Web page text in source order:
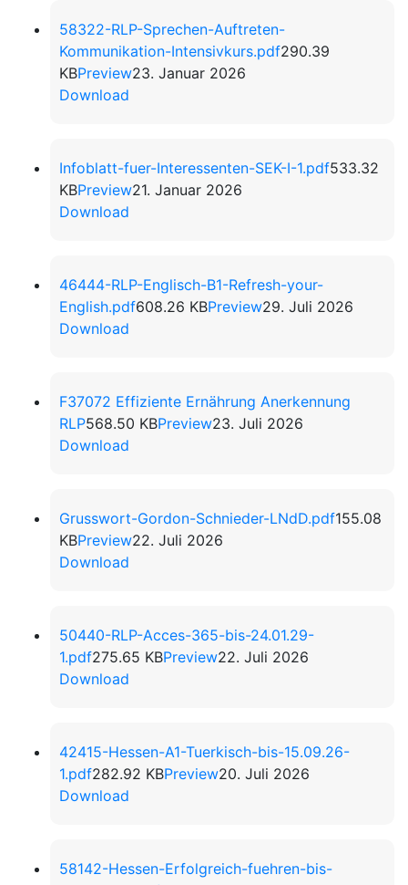
58322-RLP-Sprechen-Auftreten-
Kommunikation-Intensivkurs.pdf290.39
KBPreview23. Januar 2026
Download
Infoblatt-fuer-Interessenten-SEK-I-1.pdf533.32
KBPreview21. Januar 2026
Download
46444-RLP-Englisch-B1-Refresh-your-
English.pdf608.26 KBPreview29. Juli 2026
Download
F37072 Effiziente Ernährung Anerkennung
RLP568.50 KBPreview23. Juli 2026
Download
Grusswort-Gordon-Schnieder-LNdD.pdf155.08
KBPreview22. Juli 2026
Download
50440-RLP-Acces-365-bis-24.01.29-
1.pdf275.65 KBPreview22. Juli 2026
Download
42415-Hessen-A1-Tuerkisch-bis-15.09.26-
1.pdf282.92 KBPreview20. Juli 2026
Download
58142-Hessen-Erfolgreich-fuehren-bis-